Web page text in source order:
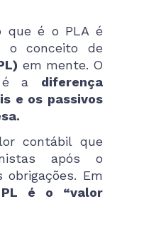
que é o PLA é
o conceito de
em mente. O
é a diferença
e os passivos
contábil que
após o
Em
é o “valor